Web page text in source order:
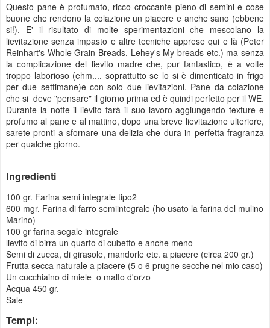
Questo paneè profumato, ricco croccante pieno di semini e cose
buone che rendono la colazione un piacere e anche sano (ebbene
si!). E' il risultato di molte sperimentazioni che mescolano la
lievitazione senza impasto e altre tecniche apprese qui e là (Peter
Reinhart's Whole Grain Breads, Lehey's My breads etc.) ma senza
la complicazione del lievito madre che, pur fantastico, è a volte
troppo laborioso (ehm.... soprattutto se lo si è dimenticato in frigo
per due settimane)e con solo due lievitazioni. Pane da colazione
che si deve "pensare" il giorno prima ed è quindi perfetto per il WE.
Durante la notte il lievito farà il suo lavoro aggiungendo texture e
profumo al pane e al mattino, dopo una breve lievitazione ulteriore,
sarete pronti a sfornare una delizia che dura in perfetta fragranza
per qualche giorno.
Ingredienti
100 gr. Farina semi integrale tipo2
600 mgr. Farina di farro semiintegrale (ho usato la farina del mulino
Marino)
100 gr farina segale integrale
lievito di birra un quarto di cubetto e anche meno
Semi di zucca, di girasole, mandorle etc. a piacere (circa 200 gr.)
Frutta secca naturale a piacere (5 o 6 prugne secche nel mio caso)
Un cucchiaino di miele o malto d'orzo
Acqua 450 gr.
Sale
Tempi: